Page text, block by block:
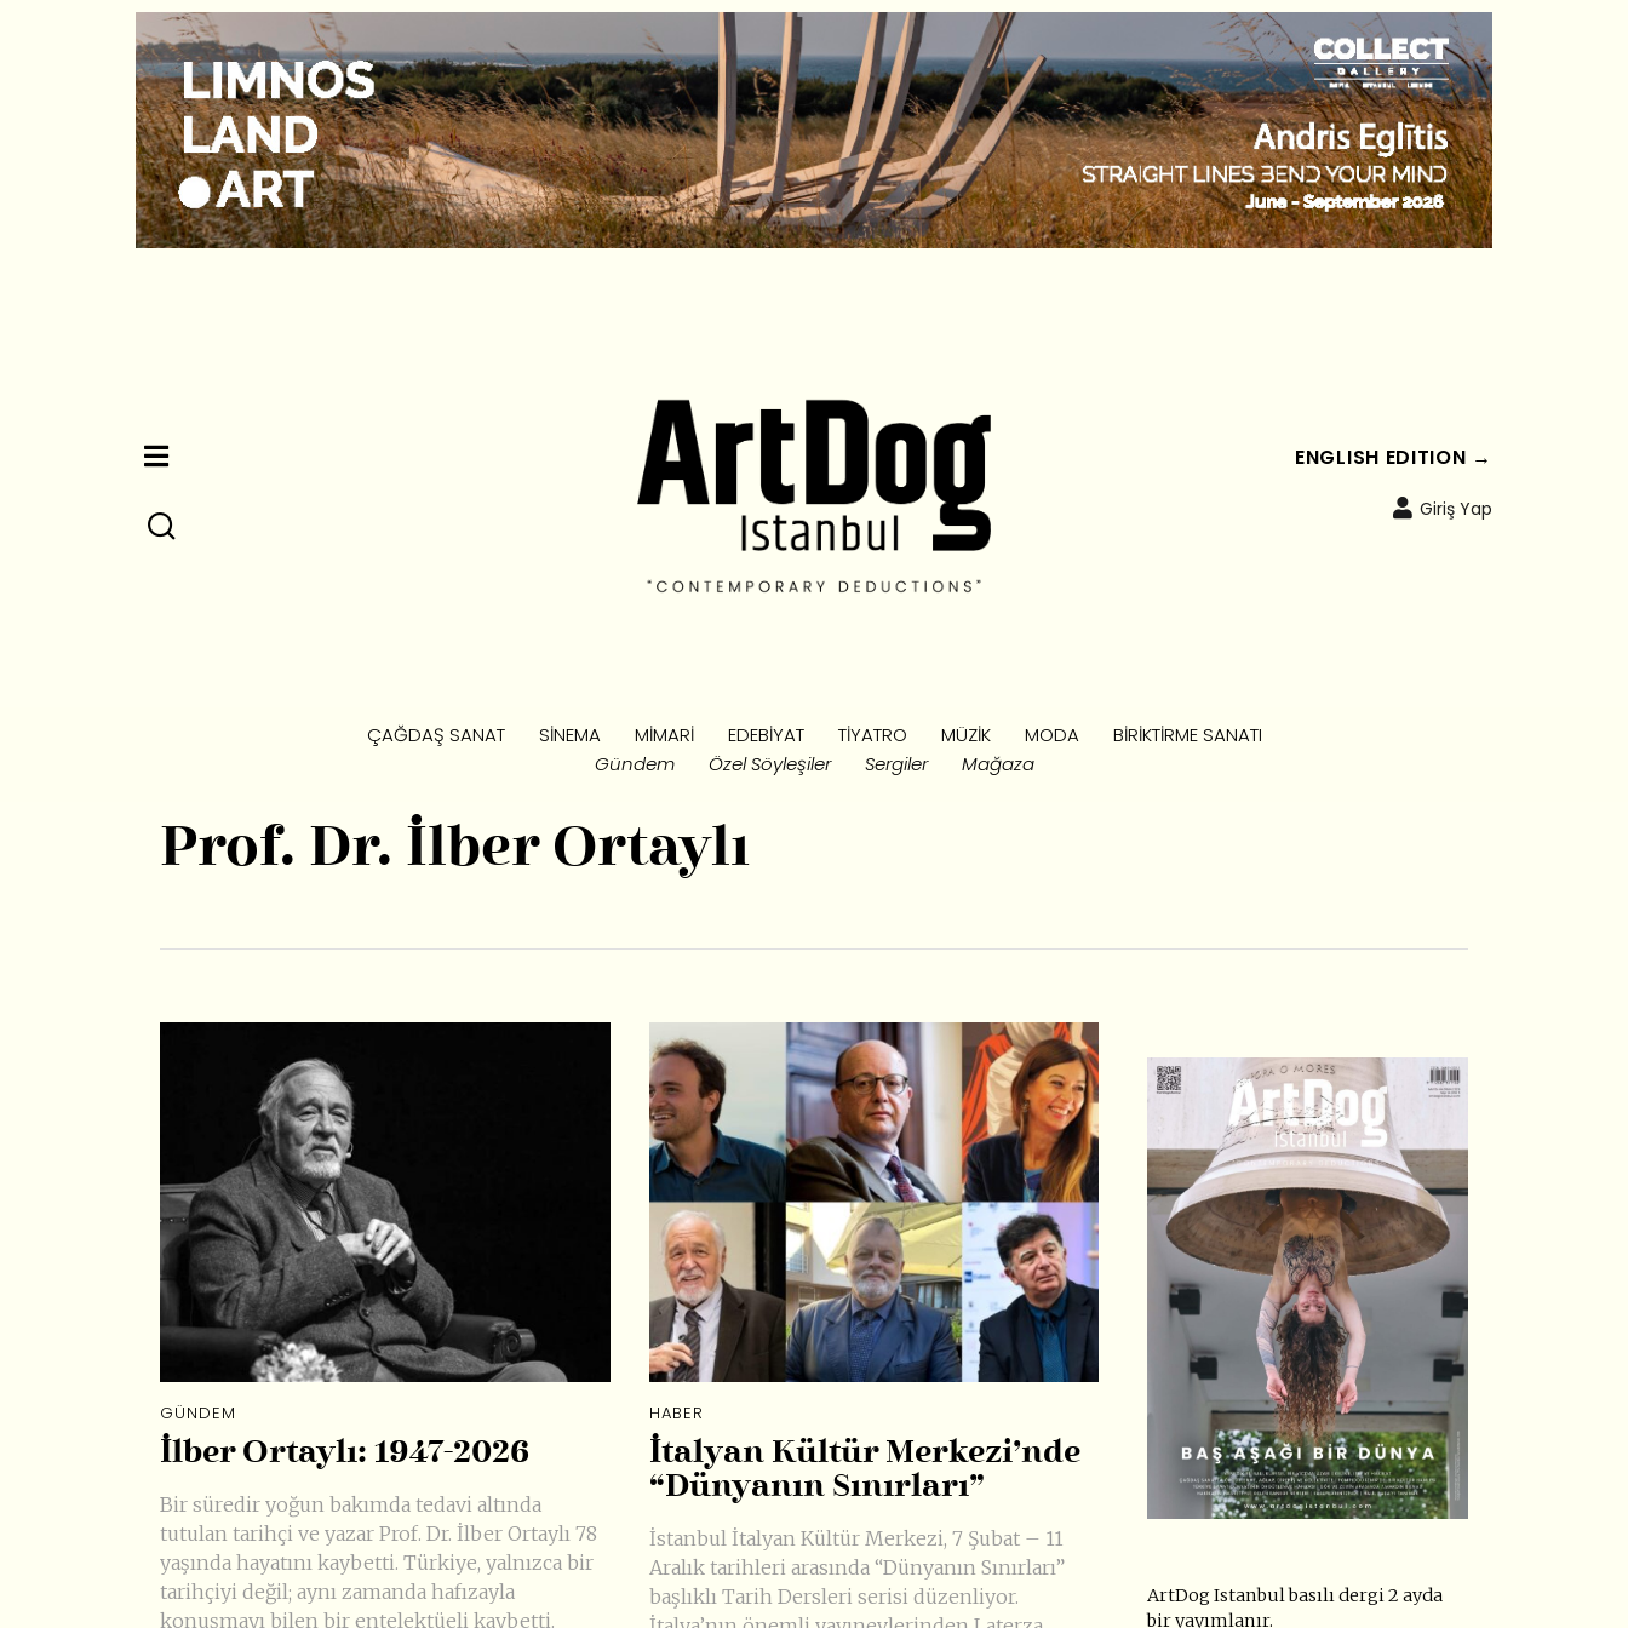
ENGLISH EDITION →
Giriş Yap
ÇAĞDAŞ SANAT SINEMA MIMARI EDEBIYAT TIYATRO MÜZIK MODA
BIRIKTIRME SANATI
Gündem
Özel Söyleşiler Sergiler Mağaza
Prof. Dr. İlber Ortaylı
GÜNDEM
İlber Ortaylı: 1947-2026
Bir süredir yoğun bakımda tedavi altında
tutulan tarihçi ve yazar Prof. Dr. İlber Ortaylı 78
yaşında hayatını kaybetti. Türkiye, yalnızca bir
tarihçiyi değil; aynı zamanda hafızayla
konuşmayı bilen bir entelektüeli kaybetti.
HABER
İtalyan Kültür Merkezi’nde
“Dünyanın Sınırları”
İstanbul İtalyan Kültür Merkezi, 7 Şubat – 11
Aralık tarihleri arasında “Dünyanın Sınırları”
başlıklı Tarih Dersleri serisi düzenliyor.
ArtDog Istanbul basılı dergi 2 ayda
bir yayımlanır.